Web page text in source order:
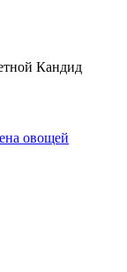
Кандид
овощей